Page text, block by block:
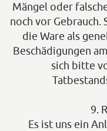
Mängel oder
noch vor Gebrauch.
die Ware als
Beschädigungen
sich bitte
9.
Es ist uns ein